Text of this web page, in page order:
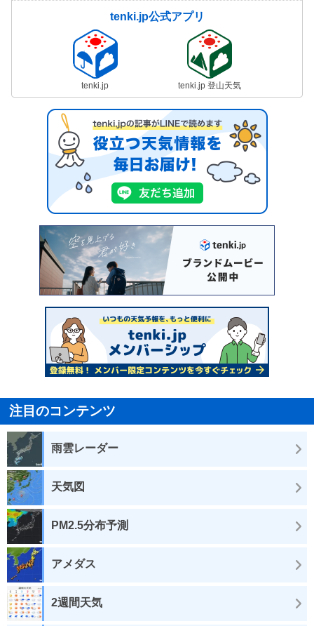
tenki.jp公式アプリ
tenki.jp tenki.jp 登山天気
注目のコンテンツ
雨雲レーダー
天気図
PM2.5分布予測
アメダス
2週間天気